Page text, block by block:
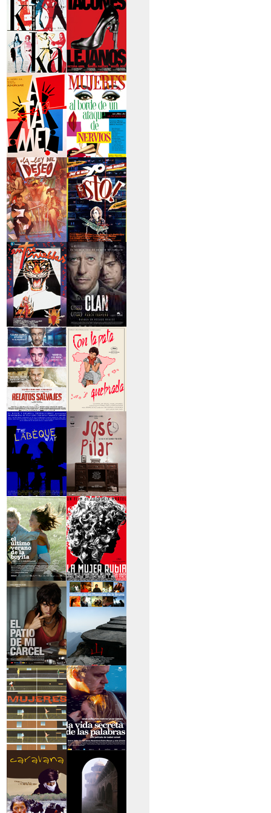
secreto
>Kika >Tacones lejanos
>Átame
>Mujeres al borde
de un...
>La ley del deseo
>Qué he hecho yo
para...
>Entre tinieblas >El Clan
>Relatos Salvajes
>Con la pata
quebrada
>The Labèque Way >José y Pilar
>El último verano de
la boyita
>La mujer rubia
>El patio de mi
cárcel
>Historias de las
montañas
>Serie mujeres
>La vida secreta de
las palabras